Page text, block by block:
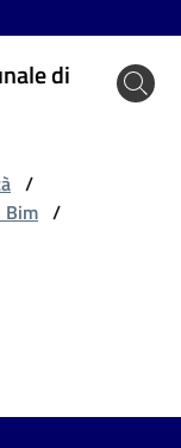
di
/
Bim /